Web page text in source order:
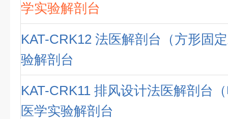
学实验解剖台
KAT-CRK12 法医解剖台（方形固
验解剖台
KAT-CRK11 排风设计法医解剖台
医学实验解剖台